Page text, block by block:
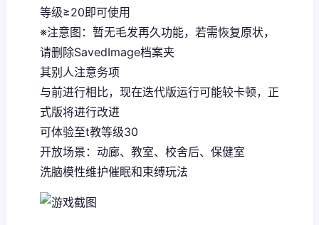
等级≥20即可使用
※注意图 ：暂无毛发再久功能，若需恢复原状，
请删除SavedImage档案夹
其别人注意务项
与前进行相比，现在迭代版运行可能较卡顿，正
式版将进行改进
可体验至t教等级30
开放场景：动廊、教室、校舍后、保健室
洗脑模性维护催眠和束缚玩法